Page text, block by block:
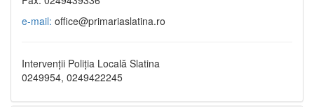
e-mail: office@primariaslatina.ro
Intervenții Poliția Locală Slatina
0249954, 0249422245